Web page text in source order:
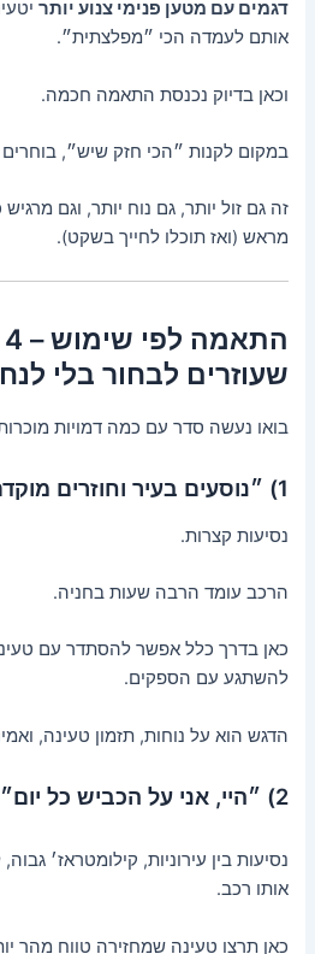
דגמים עם מטען פנימי צנוע יותר
אותם לעמדה הכי ״מפלצתית״.
וכאן בדיוק נכנסת התאמה חכמה.
במקום לקנות ״הכי חזק שיש״, בוחרים
זה גם זול יותר, גם נוח יותר, וגם
מראש (ואז תוכלו לחייך בשקט).
שעוזרים לבחור בלי
בואו נעשה סדר עם כמה דמויות
1) ״נוסעים בעיר וחוזרים מוקדם״
נסיעות קצרות.
הרכב עומד הרבה שעות בחניה.
כאן בדרך כלל אפשר להסתדר עם
להשתגע עם הספקים.
הדגש הוא על נוחות, תזמון טעינה,
2) ״היי, אני על הכביש כל יום״
נסיעות בין עירוניות, קילומטראז׳
אותו רכב.
כאן תרצו טעינה שמחזירה טווח מהר